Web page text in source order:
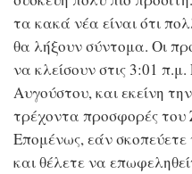
τα κακά νέα είναι ότι
θα λήξουν σύντομα. Οι
να κλείσουν στις 3:01
Αυγούστου, και εκείνη
τρέχοντα προσφορές του
Επομένως, εάν
και θέλετε να